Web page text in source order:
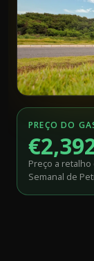
PREÇO DO
Preço a retalho
Semanal de